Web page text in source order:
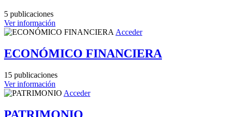
5 publicaciones
Ver información
Acceder
ECONÓMICO FINANCIERA
15 publicaciones
Ver información
Acceder